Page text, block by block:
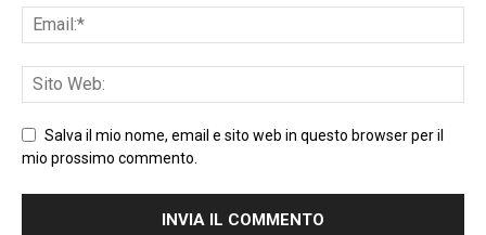
Salva il mio nome, email e sito web in questo browser per il
mio prossimo commento.